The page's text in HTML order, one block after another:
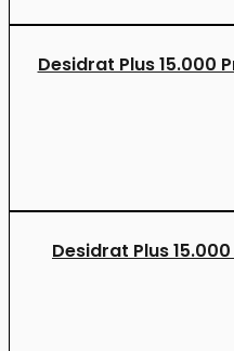
Desidrat Plus 15.000
Desidrat Plus 15.000